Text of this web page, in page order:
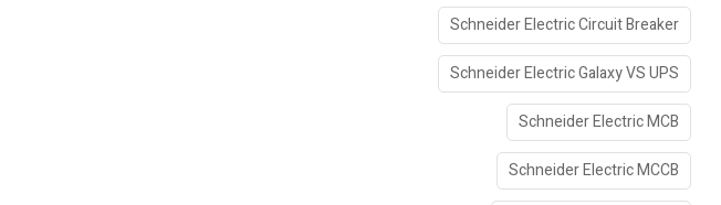
Schneider Electric Circuit Breaker
Schneider Electric Galaxy VS UPS
Schneider Electric MCB
Schneider Electric MCCB